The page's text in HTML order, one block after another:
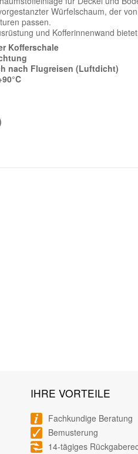
Würfelschaum, der
passen.
und Kofferinnenwand
Kofferschale
nach Flugreisen (Luftdicht)
IHRE VORTEILE
Fachkundige Beratung
Bemusterung
14-tägiges